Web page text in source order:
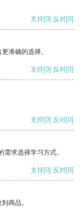
支持[0] 反对[0]
准确的选择。
支持[0] 反对[0]
支持[0] 反对[0]
求选择学习方式。
支持[0] 反对[0]
商品。